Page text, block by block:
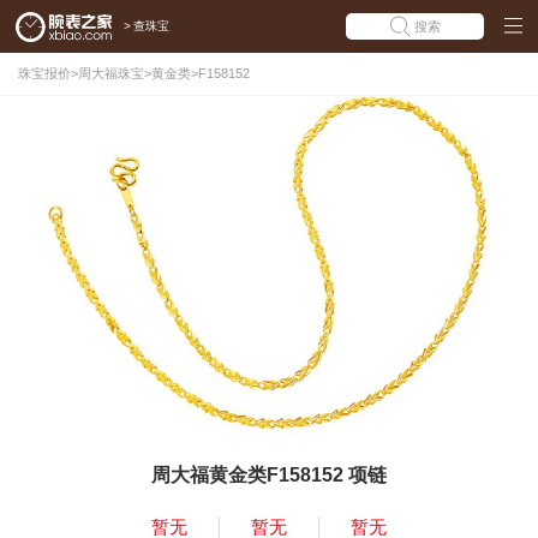
> 查珠宝 搜索
珠宝报价> 周大福珠宝>黄金类>F158152
周大福黄金类F158152 项链
暂无 暂无 暂无